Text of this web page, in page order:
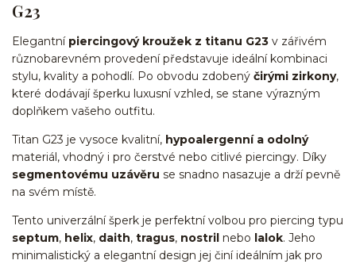
G23
Elegantní piercingový kroužek z titanu G23 v zářivém
různobarevném provedení představuje ideální kombinaci
stylu, kvality a pohodlí. Po obvodu zdobený čirými zirkony,
které dodávají šperku luxusní vzhled, se stane výrazným
doplňkem vašeho outfitu.
Titan G23 je vysoce kvalitní, hypoalergenní a odolný
materiál, vhodný i pro čerstvé nebo citlivé piercingy. Díky
segmentovému uzávěru se snadno nasazuje a drží pevně
na svém místě.
Tento univerzální šperk je perfektní volbou pro piercing typu
septum, helix, daith, tragus, nostril nebo lalok. Jeho
minimalistický a elegantní design jej činí ideálním jak pro